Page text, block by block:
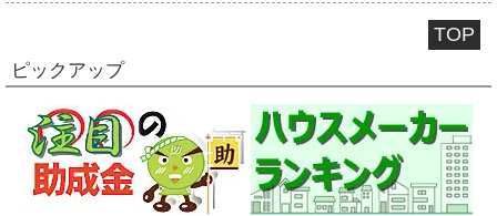
TOP
ピックアップ